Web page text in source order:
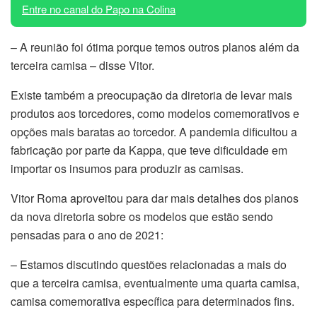
Entre no canal do Papo na Colina
–A reunião foi ótima porque temos outros planos além da
terceira camisa – disse Vitor.
Existe também a preocupação da diretoria de levar mais
produtos aos torcedores, como modelos comemorativos e
opções mais baratas ao torcedor. A pandemia dificultou a
fabricação por parte da Kappa, que teve dificuldade em
importar os insumos para produzir as camisas.
Vitor Roma aproveitou para dar mais detalhes dos planos
da nova diretoria sobre os modelos que estão sendo
pensadas para o ano de 2021:
– Estamos discutindo questões relacionadas a mais do
que a terceira camisa, eventualmente uma quarta camisa,
camisa comemorativa específica para determinados fins.